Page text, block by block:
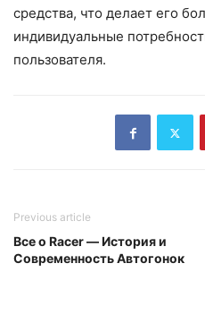
средства, что делает его
индивидуальные
пользователя.
Previous article
Все о Racer — История и
Современность Автогонок